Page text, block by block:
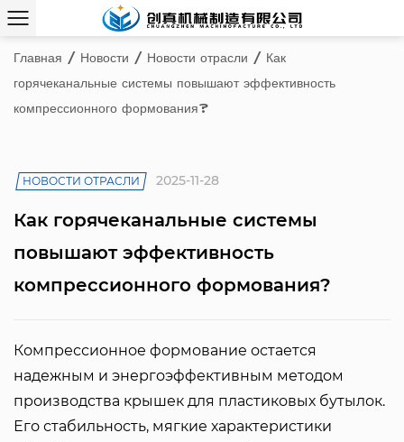
Главная / Новости / Новости отрасли / Как
горячеканальные системы повышают эффективность
компрессионного формования?
НОВОСТИ ОТРАСЛИ 2025-11-28
Как горячеканальные системы
повышают эффективность
компрессионного формования?
Компрессионное формование остается
надежным и энергоэффективным методом
производства крышек для пластиковых бутылок.
Его стабильность, мягкие характеристики